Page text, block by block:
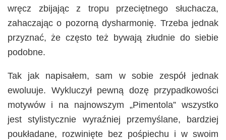
wręcz zbijając z tropu przeciętnego słuchacza,
zahaczając o pozorną dysharmonię. Trzeba jednak
przyznać, że często też bywają złudnie do siebie
podobne.
Tak jak napisałem, sam w sobie zespół jednak
ewoluuje. Wykluczył pewną dozę przypadkowości
motywów i na najnowszym „Pimentola” wszystko
jest stylistycznie wyraźniej przemyślane, bardziej
poukładane, rozwinięte bez pośpiechu i w swoim